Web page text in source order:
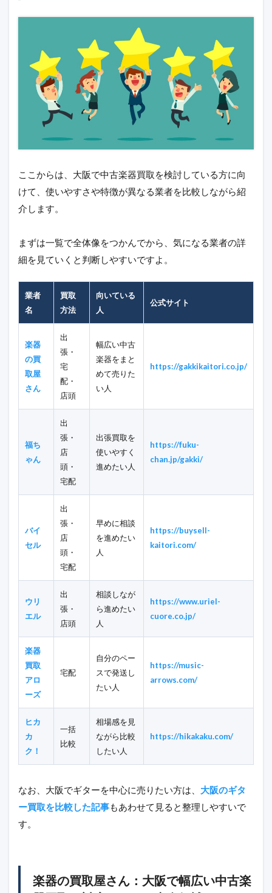
ここからは、大阪で中古楽器買取を検討している方に向
けて、使いやすさや特徴が異なる業者を比較しながら紹
介します。
まずは一覧で全体像をつかんでから、気になる業者の詳
細を見ていくと判断しやすいですよ。
業者
名
買取
方法
向いている
人
公式サイト
楽器
の買
取屋
さん
出
張・
宅
配・
店頭
幅広い中古
楽器をまと
めて売りた
い人
https://gakkikaitori.co.jp/
福ち
ゃん
出
張・
店
頭・
宅配
出張買取を
使いやすく
進めたい人
https://fuku-
chan.jp/gakki/
バイ
セル
出
張・
店
頭・
宅配
早めに相談
を進めたい
人
https://buysell-
kaitori.com/
ウリ
エル
出
張・
店頭
相談しなが
ら進めたい
人
https://www.uriel-
cuore.co.jp/
楽器
買取
アロ
ーズ
宅配
自分のペー
スで発送し
たい人
https://music-
arrows.com/
ヒカ
カ
ク！
一括
比較
相場感を見
ながら比較
したい人
https://hikakaku.com/
なお、大阪でギターを中心に売りたい方は、 大阪のギタ
ー買取を比較した記事もあわせて見ると整理しやすいで
す。
楽器の買取屋さん：大阪で幅広い中古楽